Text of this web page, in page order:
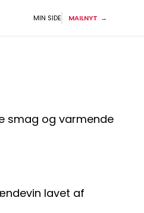
MIN SIDE MAILNYT
smag og varmende
lavet af